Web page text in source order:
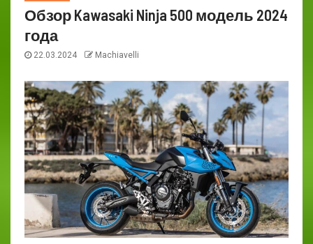
Обзор Kawasaki Ninja 500 модель 2024
года
22.03.2024 Machiavelli